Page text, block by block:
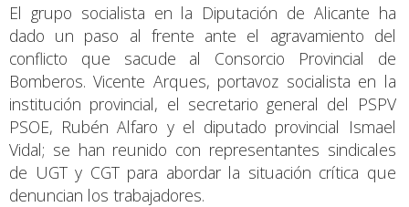
El grupo socialista en la Diputación de Alicante ha
dado un paso al frente ante el agravamiento del
conflicto que sacude al Consorcio Provincial de
Bomberos. Vicente Arques, portavoz socialista en la
institución provincial, el secretario general del PSPV
PSOE, Rubén Alfaro y el diputado provincial Ismael
Vidal; se han reunido con representantes sindicales
de UGT y CGT para abordar la situación crítica que
denuncian los trabajadores.